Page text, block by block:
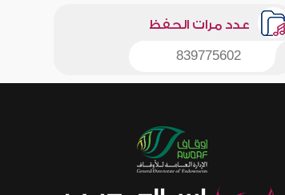
عدد مرات الحفظ
839775602